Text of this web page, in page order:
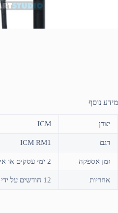
מידע נוסף
יצרן ICM
דגם ICM RM1
זמן אספקה 2 ימי עסקים או איסוף עצמי
אחריות 12 חודשים על ידי היבואן "ארט סטודיו"